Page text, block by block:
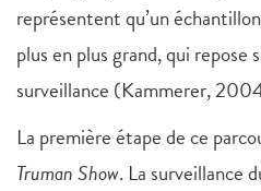
représentent qu’un
plus en plus grand, qui repose
surveillance (Kammerer,
La première étape de ce
Truman Show. La surveillance